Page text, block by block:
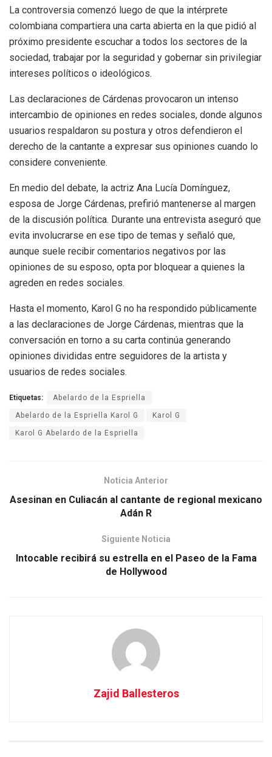
La controversia comenzó luego de que la intérprete
colombiana compartiera una carta abierta en la que pidió al
próximo presidente escuchar a todos los sectores de la
sociedad, trabajar por la seguridad y gobernar sin privilegiar
intereses políticos o ideológicos.
Las declaraciones de Cárdenas provocaron un intenso
intercambio de opiniones en redes sociales, donde algunos
usuarios respaldaron su postura y otros defendieron el
derecho de la cantante a expresar sus opiniones cuando lo
considere conveniente.
En medio del debate, la actriz Ana Lucía Domínguez,
esposa de Jorge Cárdenas, prefirió mantenerse al margen
de la discusión política. Durante una entrevista aseguró que
evita involucrarse en ese tipo de temas y señaló que,
aunque suele recibir comentarios negativos por las
opiniones de su esposo, opta por bloquear a quienes la
agreden en redes sociales.
Hasta el momento, Karol G no ha respondido públicamente
a las declaraciones de Jorge Cárdenas, mientras que la
conversación en torno a su carta continúa generando
opiniones divididas entre seguidores de la artista y
usuarios de redes sociales.
Etiquetas: Abelardo de la Espriella
Abelardo de la Espriella Karol G Karol G
Karol G Abelardo de la Espriella
Noticia Anterior
Asesinan en Culiacán al cantante de regional mexicano
Adán R
Siguiente Noticia
Intocable recibirá su estrella en el Paseo de la Fama
de Hollywood
Zajid Ballesteros